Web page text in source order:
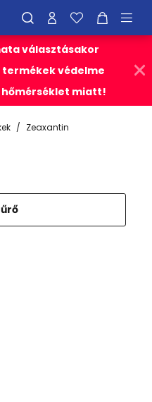
választásakor
védelme
hőmérséklet miatt!
Zeaxantin